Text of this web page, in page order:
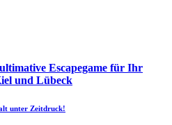
Escapegame für Ihr
und Lübeck
unter Zeitdruck!